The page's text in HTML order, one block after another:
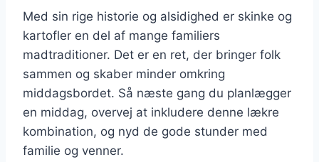
Med sin rige historie og alsidighed er skinke og
kartofler en del af mange familiers
madtraditioner. Det er en ret, der bringer folk
sammen og skaber minder omkring
middagsbordet. Så næste gang du planlægger
en middag, overvej at inkludere denne lækre
kombination, og nyd de gode stunder med
familie og venner.